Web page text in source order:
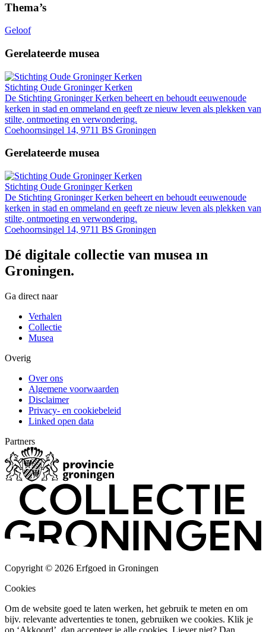
Thema’s
Geloof
Gerelateerde musea
Stichting Oude Groninger Kerken
De Stichting Groninger Kerken beheert en behoudt eeuwenoude
kerken in stad en ommeland en geeft ze nieuw leven als plekken van
stilte, ontmoeting en verwondering.
Coehoornsingel 14, 9711 BS Groningen
Gerelateerde musea
Stichting Oude Groninger Kerken
De Stichting Groninger Kerken beheert en behoudt eeuwenoude
kerken in stad en ommeland en geeft ze nieuw leven als plekken van
stilte, ontmoeting en verwondering.
Coehoornsingel 14, 9711 BS Groningen
Dé digitale collectie van musea in
Groningen.
Ga direct naar
Verhalen
Collectie
Musea
Overig
Over ons
Algemene voorwaarden
Disclaimer
Privacy- en cookiebeleid
Linked open data
Partners
Copyright © 2026 Erfgoed in Groningen
Cookies
Om de website goed te laten werken, het gebruik te meten en om
bijv. relevante advertenties te tonen, gebruiken we cookies. Klik je